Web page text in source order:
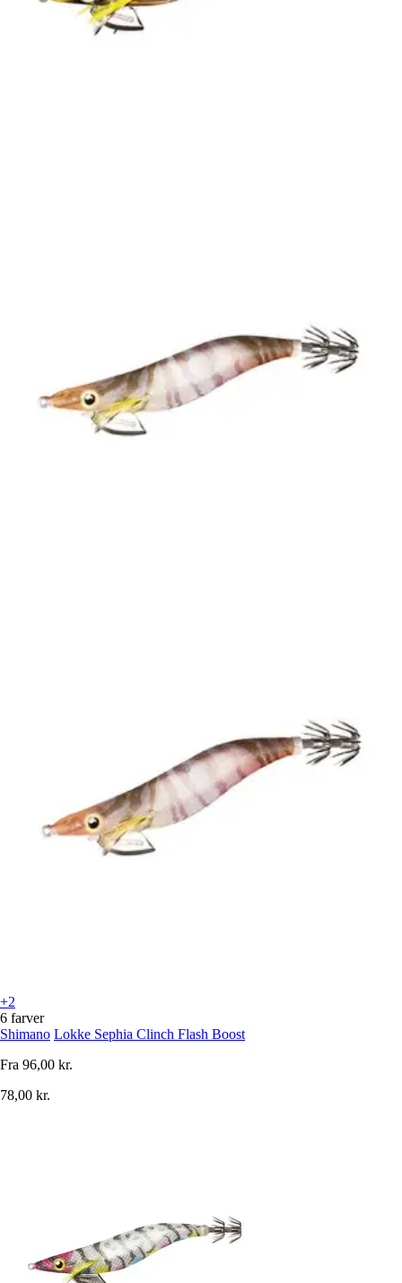
+2
6 farver
Shimano Lokke Sephia Clinch Flash Boost
Fra 96,00 kr.
78,00 kr.